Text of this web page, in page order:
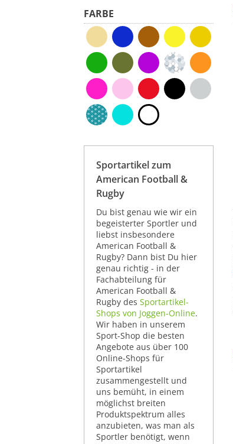
FARBE
Sportartikel zum
American Football &
Rugby
Du bist genau wie wir ein
begeisterter Sportler und
liebst insbesondere
American Football &
Rugby? Dann bist Du hier
genau richtig - in der
Fachabteilung für
American Football &
Rugby des Sportartikel-
Shops von Joggen-Online.
Wir haben in unserem
Sport-Shop die besten
Angebote aus über 100
Online-Shops für
Sportartikel
zusammengestellt und
uns bemüht, in einem
möglichst breiten
Produktspektrum alles
anzubieten, was man als
Sportler benötigt, wenn